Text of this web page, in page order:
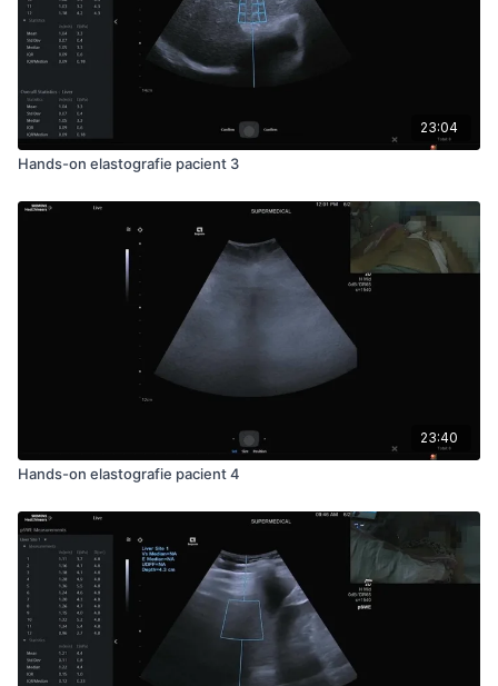
23:04
Hands-on elastografie pacient 3
23:40
Hands-on elastografie pacient 4